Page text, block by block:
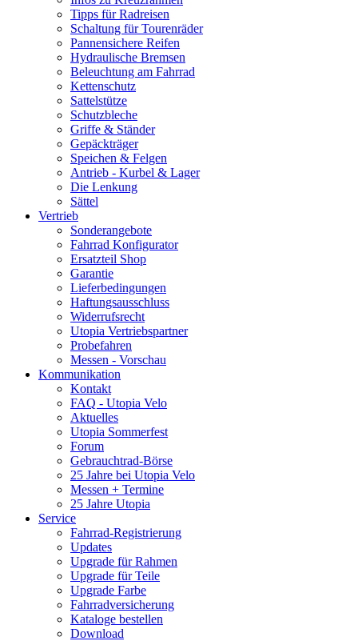
Tipps für Radreisen
Schaltung für Tourenräder
Pannensichere Reifen
Hydraulische Bremsen
Beleuchtung am Fahrrad
Kettenschutz
Sattelstütze
Schutzbleche
Griffe & Ständer
Gepäckträger
Speichen & Felgen
Antrieb - Kurbel & Lager
Die Lenkung
Sättel
Vertrieb
Sonderangebote
Fahrrad Konfigurator
Ersatzteil Shop
Garantie
Lieferbedingungen
Haftungsausschluss
Widerrufsrecht
Utopia Vertriebspartner
Probefahren
Messen - Vorschau
Kommunikation
Kontakt
FAQ - Utopia Velo
Aktuelles
Utopia Sommerfest
Forum
Gebrauchtrad-Börse
25 Jahre bei Utopia Velo
Messen + Termine
25 Jahre Utopia
Service
Fahrrad-Registrierung
Updates
Upgrade für Rahmen
Upgrade für Teile
Upgrade Farbe
Fahrradversicherung
Kataloge bestellen
Download